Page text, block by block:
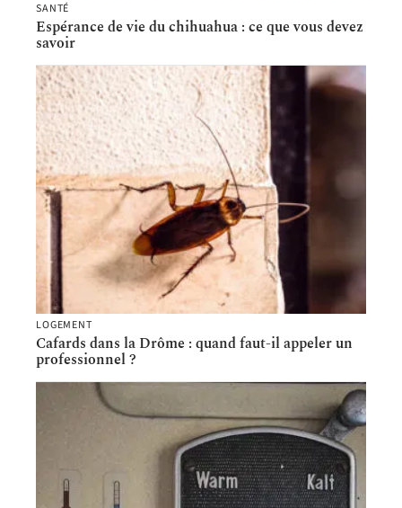
SANTÉ
Espérance de vie du chihuahua : ce que vous devez
savoir
LOGEMENT
Cafards dans la Drôme : quand faut-il appeler un
professionnel ?